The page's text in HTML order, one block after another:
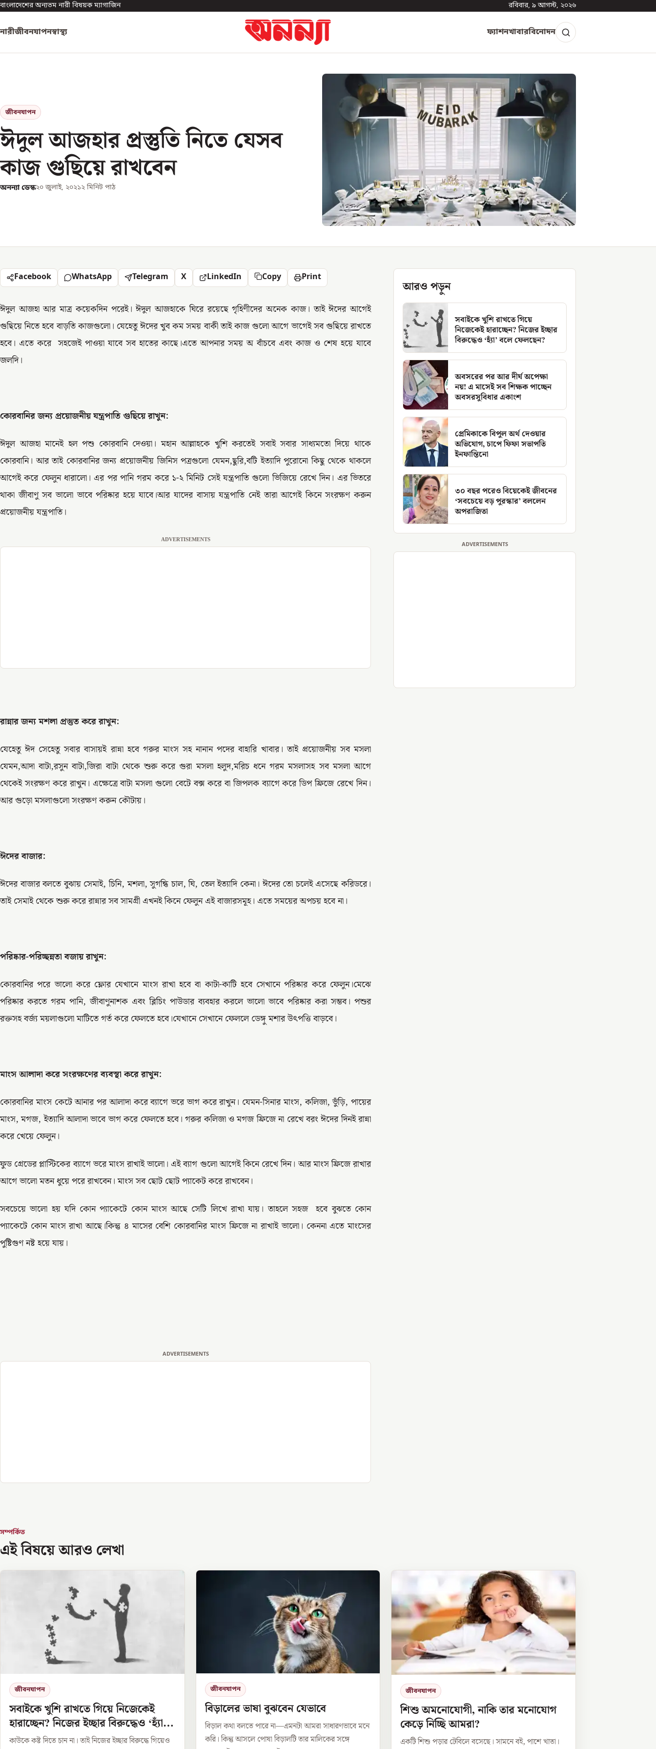
বাংলাদেশের অন্যতম নারী বিষয়ক ম্যাগাজিন রবিবার, ৯ আগস্ট, ২০২৬
নারীজীবনযাপনস্বাস্থ্য ফ্যাশনখাবারবিনোদন
জীবনযাপন
ঈদুল আজহার প্রস্তুতি নিতে যেসব
কাজ গুছিয়ে রাখবেন
অনন্যা ডেস্ক২০ জুলাই, ২০২১২ মিনিট পাঠ
Facebook WhatsApp Telegram X LinkedIn Copy Print
ঈদুল আজহা আর মাত্র কয়েকদিন পরেই। ঈদুল আজহাকে ঘিরে রয়েছে গৃহিণীদের অনেক কাজ। তাই ঈদের আগেই
গুছিয়ে নিতে হবে বাড়তি কাজগুলো। যেহেতু ঈদের খুব কম সময় বাকী তাই কাজ গুলো আগে ভাগেই সব গুছিয়ে রাখতে
হবে। এতে করে সহজেই পাওয়া যাবে সব হাতের কাছে।এতে আপনার সময় অ বাঁচবে এবং কাজ ও শেষ হয়ে যাবে
জলদি।
কোরবানির জন্য প্রয়োজনীয় যন্ত্রপাতি গুছিয়ে রাখুন:
ঈদুল আজহা মানেই হল পশু কোরবানি দেওয়া। মহান আল্লাহকে খুশি করতেই সবাই সবার সাধ্যমতো দিয়ে থাকে
কোরবানি। আর তাই কোরবানির জন্য প্রয়োজনীয় জিনিস পত্রগুলো যেমন,ছুরি,বটি ইত্যাদি পুরোনো কিছু থেকে থাকলে
আগেই করে ফেলুন ধারালো। এর পর পানি গরম করে ১-২ মিনিট সেই যন্ত্রপাতি গুলো ভিজিয়ে রেখে দিন। এর ভিতরে
থাকা জীবাণু সব ভালো ভাবে পরিষ্কার হয়ে যাবে।আর যাদের বাসায় যন্ত্রপাতি নেই তারা আগেই কিনে সংরক্ষণ করুন
প্রয়োজনীয় যন্ত্রপাতি।
ADVERTISEMENTS
রান্নার জন্য মশলা প্রস্তুত করে রাখুন:
যেহেতু ঈদ সেহেতু সবার বাসায়ই রান্না হবে গরুর মাংস সহ নানান পদের বাহারি খাবার। তাই প্রয়োজনীয় সব মসলা
যেমন,আদা বাটা,রসুন বাটা,জিরা বাটা থেকে শুরু করে গুরা মসলা হলুদ,মরিচ ধনে গরম মসলাসহ সব মসলা আগে
থেকেই সংরক্ষণ করে রাখুন। এক্ষেত্রে বাটা মসলা গুলো বেটে বক্স করে বা জিপলক ব্যাগে করে ডিপ ফ্রিজে রেখে দিন।
আর গুড়ো মসলাগুলো সংরক্ষণ করুন কৌটায়।
ঈদের বাজার:
ঈদের বাজার বলতে বুঝায় সেমাই, চিনি, মশলা, সুগন্ধি চাল, ঘি, তেল ইত্যাদি কেনা। ঈদের তো চলেই এসেছে করিডরে।
তাই সেমাই থেকে শুরু করে রান্নার সব সামগ্রী এখনই কিনে ফেলুন এই বাজারসমূহ। এতে সময়ের অপচয় হবে না।
পরিষ্কার-পরিচ্ছন্নতা বজায় রাখুন:
কোরবানির পরে ভালো করে ফ্লোর যেখানে মাংস রাখা হবে বা কাটা-কাটি হবে সেখানে পরিষ্কার করে ফেলুন।মেঝে
পরিষ্কার করতে গরম পানি, জীবাণুনাশক এবং ব্লিচিং পাউডার ব্যবহার করলে ভালো ভাবে পরিষ্কার করা সম্ভব। পশুর
রক্তসহ বর্জ্য ময়লাগুলো মাটিতে গর্ত করে ফেলতে হবে।যেখানে সেখানে ফেললে ডেঙ্গু মশার উৎপত্তি বাড়বে।
মাংস আলাদা করে সংরক্ষণের ব্যবস্থা করে রাখুন:
কোরবানির মাংস কেটে আনার পর আলাদা করে ব্যাগে ভরে ভাগ করে রাখুন। যেমন-সিনার মাংস, কলিজা, ভুঁড়ি, পায়ের
মাংস, মগজ, ইত্যাদি আলাদা ভাবে ভাগ করে ফেলতে হবে। গরুর কলিজা ও মগজ ফ্রিজে না রেখে বরং ঈদের দিনই রান্না
করে খেয়ে ফেলুন।
ফুড গ্রেডের প্লাস্টিকের ব্যাগে ভরে মাংস রাখাই ভালো। এই ব্যাগ গুলো আগেই কিনে রেখে দিন। আর মাংস ফ্রিজে রাখার
আগে ভালো মতন ধুয়ে পরে রাখবেন। মাংস সব ছোট ছোট প্যাকেট করে রাখবেন।
সবচেয়ে ভালো হয় যদি কোন প্যাকেটে কোন মাংস আছে সেটি লিখে রাখা যায়। তাহলে সহজ হবে বুঝতে কোন
প্যাকেটে কোন মাংস রাখা আছে।কিন্তু ৪ মাসের বেশি কোরবানির মাংস ফ্রিজে না রাখাই ভালো। কেননা এতে মাংসের
পুষ্টিগুণ নষ্ট হয়ে যায়।
ADVERTISEMENTS
আরও পড়ুন
সবাইকে খুশি রাখতে গিয়ে
নিজেকেই হারাচ্ছেন? নিজের ইচ্ছার
বিরুদ্ধেও ‘হ্যাঁ’ বলে ফেলছেন?
অবসরের পর আর দীর্ঘ অপেক্ষা
নয়! এ মাসেই সব শিক্ষক পাচ্ছেন
অবসরসুবিধার একাংশ
প্রেমিকাকে বিপুল অর্থ দেওয়ার
অভিযোগ, চাপে ফিফা সভাপতি
ইনফান্তিনো
৩০ বছর পরেও বিয়েকেই জীবনের
‘সবচেয়ে বড় পুরস্কার’ বললেন
অপরাজিতা
ADVERTISEMENTS
সম্পর্কিত
এই বিষয়ে আরও লেখা
জীবনযাপন
সবাইকে খুশি রাখতে গিয়ে নিজেকেই
হারাচ্ছেন? নিজের ইচ্ছার বিরুদ্ধেও ‘হ্যাঁ’
বলে ফেলছেন?
কাউকে কষ্ট দিতে চান না। তাই নিজের ইচ্ছার বিরুদ্ধে গিয়েও
জীবনযাপন
বিড়ালের ভাষা বুঝবেন যেভাবে
বিড়াল কথা বলতে পারে না—এমনটা আমরা সাধারণভাবে মনে
করি। কিন্তু আসলে পোষা বিড়ালটি তার মালিকের সঙ্গে
জীবনযাপন
শিশু অমনোযোগী, নাকি তার মনোযোগ
কেড়ে নিচ্ছি আমরা?
একটি শিশু পড়ার টেবিলে বসেছে। সামনে বই, পাশে খাতা।